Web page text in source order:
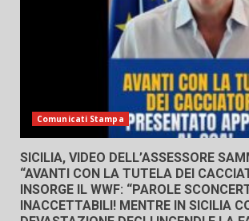
Comunicati Stampa
SICILIA, VIDEO DELL’ASSESSORE
“AVANTI CON LA TUTELA DEI
INSORGE IL WWF: “PAROLE
INACCETTABILI! MENTRE IN SICILIA